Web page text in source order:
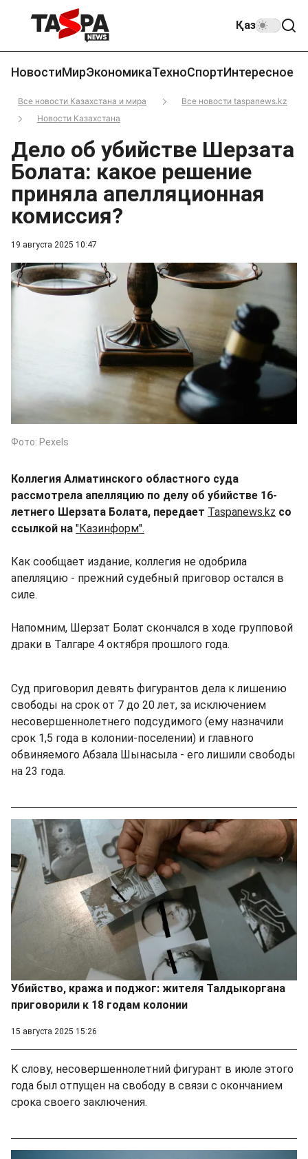
Қаз
НовостиМирЭкономикаТехноСпортИнтересное
Все новости Казахстана и мира
Все новости taspanews.kz
Новости Казахстана
19 августа 2025 10:47
Дело об убийстве Шерзата
Болата: какое решение
приняла апелляционная
комиссия?
Фото: Pexels
Коллегия Алматинского областного суда
рассмотрела апелляцию по делу об убийстве 16-
летнего Шерзата Болата, передает Taspanews.kz со
ссылкой на "Казинформ".
Как сообщает издание, коллегия не одобрила
апелляцию - прежний судебный приговор остался в
силе.
Напомним, Шерзат Болат скончался в ходе групповой
драки в Талгаре 4 октября прошлого года.
Суд приговорил девять фигурантов дела к лишению
свободы на срок от 7 до 20 лет, за исключением
несовершеннолетнего подсудимого (ему назначили
срок 1,5 года в колонии-поселении) и главного
обвиняемого Абзала Шынасыла - его лишили свободы
на 23 года.
Убийство, кража и поджог: жителя Талдыкоргана
приговорили к 18 годам колонии
15 августа 2025 15:26
К слову, несовершеннолетний фигурант в июле этого
года был отпущен на свободу в связи с окончанием
срока своего заключения.